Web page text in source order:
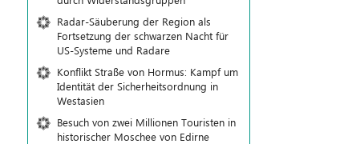
Radar-Säuberung der Region als
Fortsetzung der schwarzen Nacht für
US-Systeme und Radare
Konflikt Straße von Hormus: Kampf um
Identität der Sicherheitsordnung in
Westasien
Besuch von zwei Millionen Touristen in
historischer Moschee von Edirne